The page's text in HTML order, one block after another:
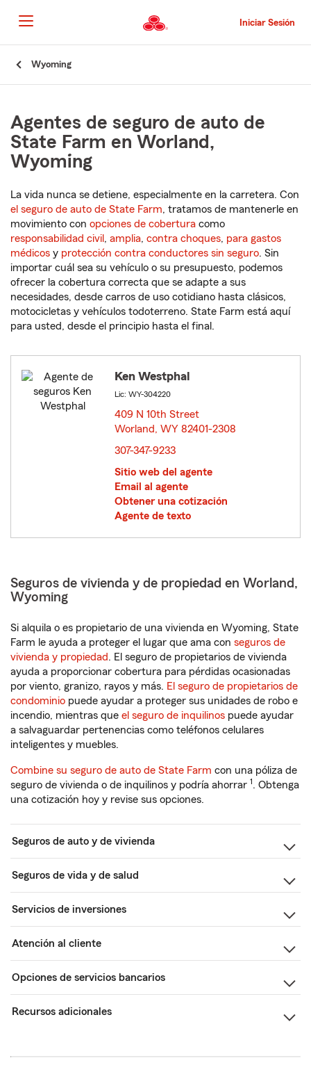
al
contenido
principal
Iniciar Sesión
Wyoming
Agentes de seguro de auto de
State Farm en Worland,
Wyoming
La vida nunca se detiene, especialmente en la carretera. Con
el seguro de auto de State Farm, tratamos de mantenerle en
movimiento con opciones de cobertura como
responsabilidad civil , amplia, contra choques, para gastos
médicos y protección contra conductores sin seguro. Sin
importar cuál sea su vehículo o su presupuesto, podemos
ofrecer la cobertura correcta que se adapte a sus
necesidades, desde carros de uso cotidiano hasta clásicos,
motocicletas y vehículos todoterreno. State Farm está aquí
para usted, desde el principio hasta el final.
Ken Westphal
Lic: WY-304220
409 N 10th Street
Worland, WY 82401-2308
307-347-9233
Sitio web del agente
Email al agente
Obtener una cotización
Agente de texto
Seguros de vivienda y de propiedad en Worland,
Wyoming
Si alquila o es propietario de una vivienda en Wyoming, State
Farm le ayuda a proteger el lugar que ama con seguros de
vivienda y propiedad. El seguro de propietarios de vivienda
ayuda a proporcionar cobertura para pérdidas ocasionadas
por viento, granizo, rayos y más. El seguro de propietarios de
condominio puede ayudar a proteger sus unidades de robo e
incendio, mientras que el seguro de inquilinos puede ayudar
a salvaguardar pertenencias como teléfonos celulares
inteligentes y muebles.
Combine su seguro de auto de State Farm con una póliza de
seguro de vivienda o de inquilinos y podría ahorrar 1. Obtenga
una cotización hoy y revise sus opciones.
Seguros de auto y de vivienda
Seguros de vida y de salud
Servicios de inversiones
Atención al cliente
Opciones de servicios bancarios
Recursos adicionales